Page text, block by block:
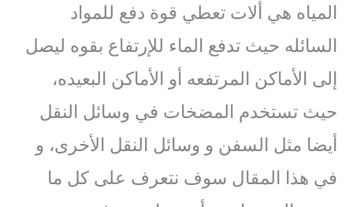
المياه هي ألات تعطي قوة دفع للمواد
السائله حيث تدفع الماء للإرتفاع بقوه ليصل
إلى الأماكن المرتفعه أو الأماكن البعيده،
حيث تستخدم المضخات في وسائل النقل
أيضا مثل السفن و وسائل النقل الأخرى، و
في هذا المقال سوف نتعرف على كل ما